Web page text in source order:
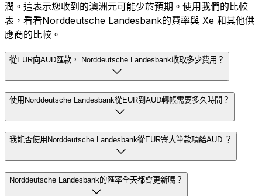
潤。這表示您收到的澳洲元可能少於預期。使用我們的比較
表，看看Norddeutsche Landesbank的費率與 Xe 和其他供
應商的比較。
從EUR向AUD匯款， Norddeutsche Landesbank收取多少費用？
使用Norddeutsche Landesbank從EUR到AUD轉帳需要多久時間？
我能否使用Norddeutsche Landesbank從EUR寄大筆款項給AUD ？
Norddeutsche Landesbank的匯率全天都會更新嗎？